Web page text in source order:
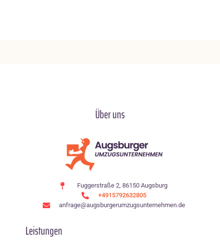
Über uns
Fuggerstraße 2, 86150 Augsburg
+4915792632805
anfrage@augsburgerumzugsunternehmen.de
Leistungen